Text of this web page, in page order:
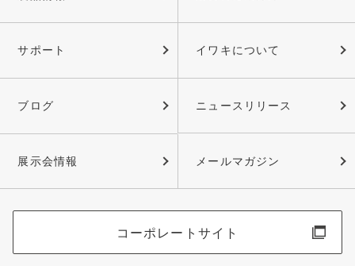
サポート イワキについて
ブログ ニュースリリース
展示会情報 メールマガジン
コーポレートサイト